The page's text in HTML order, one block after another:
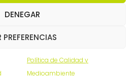
DENEGAR
PREFERENCIAS
Política de Calidad y
Medioambiente